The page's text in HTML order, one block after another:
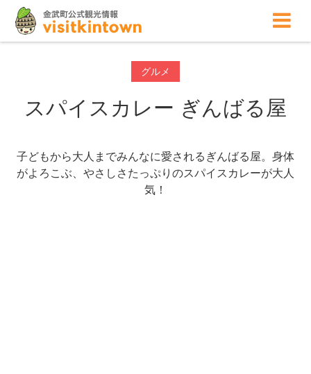
グルメ
スパイスカレー ぎんばる屋
子どもから大人までみんなに愛されるぎんばる屋。身体
がよろこぶ、やさしさたっぷりのスパイスカレーが大人
気！